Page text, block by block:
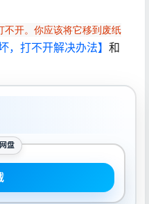
不开。你应该将它移到废纸
，打不开解决办法】 和
盘